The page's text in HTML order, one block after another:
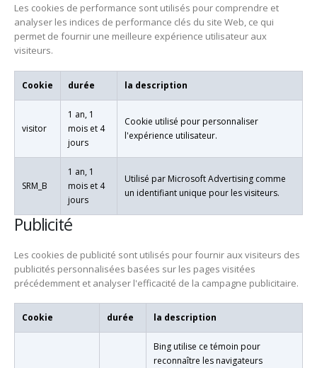
Les cookies de performance sont utilisés pour comprendre et
analyser les indices de performance clés du site Web, ce qui
permet de fournir une meilleure expérience utilisateur aux
visiteurs.
Cookie durée la description
visitor
1 an, 1
mois et 4
jours
Cookie utilisé pour personnaliser
l'expérience utilisateur.
SRM_B
1 an, 1
mois et 4
jours
Utilisé par Microsoft Advertising comme
un identifiant unique pour les visiteurs.
Publicité
Les cookies de publicité sont utilisés pour fournir aux visiteurs des
publicités personnalisées basées sur les pages visitées
précédemment et analyser l'efficacité de la campagne publicitaire.
Cookie durée la description
Bing utilise ce témoin pour
reconnaître les navigateurs